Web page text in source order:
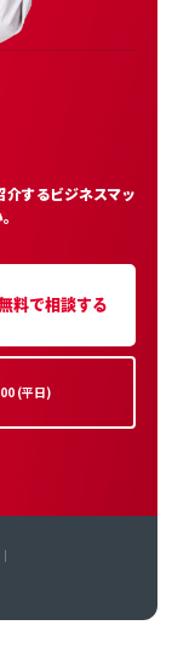
介するビジネスマッ
料で相談する
(平日)